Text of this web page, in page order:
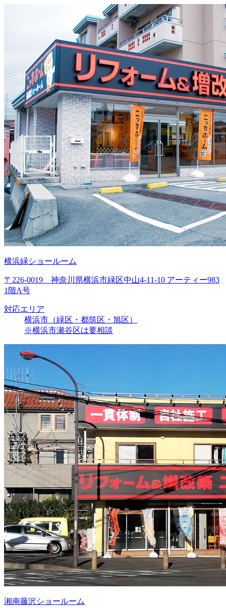
横浜緑ショールーム
〒226-0019 神奈川県横浜市緑区中山4-11-10 アーティー983
1階A号
対応エリア
横浜市（緑区・都筑区・旭区）
※横浜市瀬谷区は要相談
湘南藤沢ショールーム